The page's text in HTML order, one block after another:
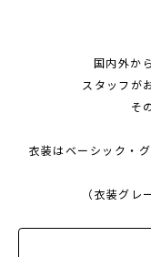
1/2成人式・十歳の
十三祝い・十三参り
1歳誕生日
誕生日
国内外か
スタッフが
そ
衣装はベーシック・
（衣装グ